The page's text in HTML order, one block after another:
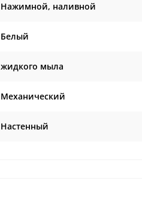
Нажимной, наливной
Белый
жидкого мыла
Механический
Настенный